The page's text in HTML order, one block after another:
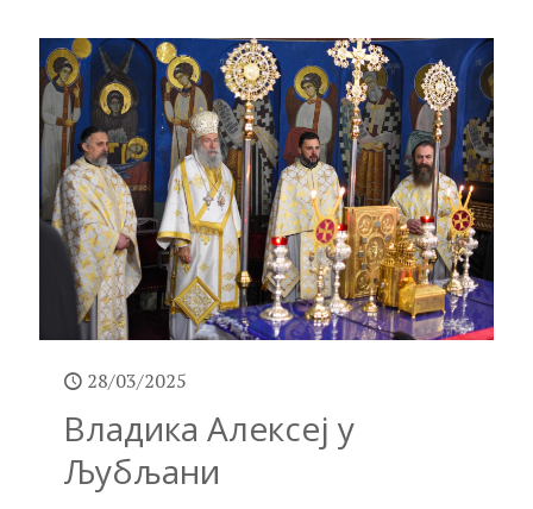
28/03/2025
Владика Алексеј у
Љубљани